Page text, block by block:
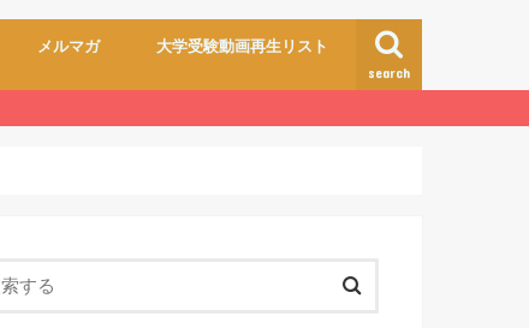
search
メルマガ 大学受験動画再生リスト